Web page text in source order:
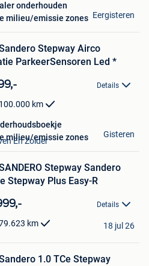
onderhouden
milieu/emissie zones Eergisteren
Stepway Airco
ParkeerSensoren Led *
Details
100.000 km
milieu/emissie zones
En Zolder
Gisteren
Stepway Sandero
Stepway Plus Easy-R
Details
km 18 jul 26
1.0 TCe Stepway